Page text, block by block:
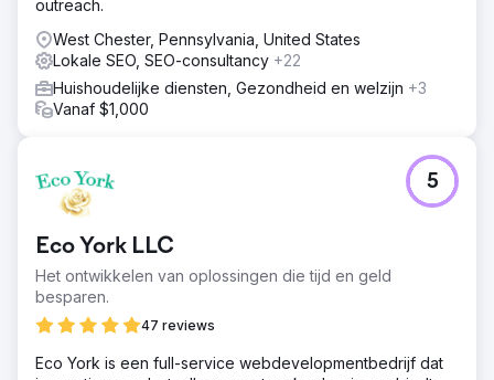
outreach.
West Chester, Pennsylvania, United States
Lokale SEO, SEO-consultancy +22
Huishoudelijke diensten, Gezondheid en welzijn +3
Vanaf $1,000
Eco York LLC
Het ontwikkelen van oplossingen die tijd en geld
besparen.
47 reviews
5
Eco York is een full-service webdevelopmentbedrijf dat